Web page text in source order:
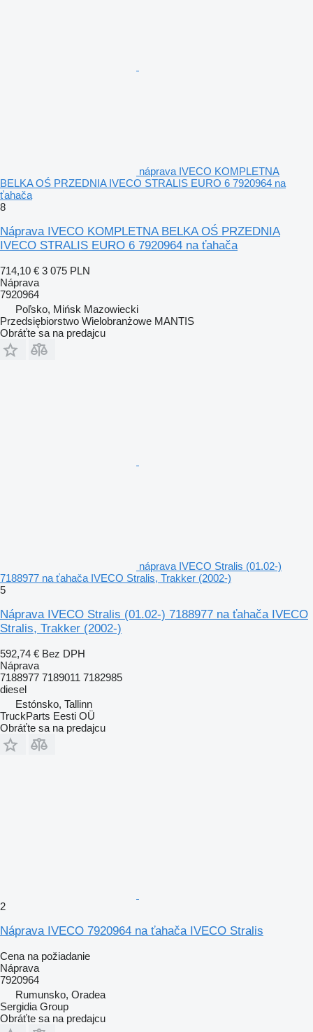
náprava IVECO KOMPLETNA
BELKA OŚ PRZEDNIA IVECO STRALIS EURO 6 7920964 na
ťahača
8
Náprava IVECO KOMPLETNA BELKA OŚ PRZEDNIA
IVECO STRALIS EURO 6 7920964 na ťahača
714,10 € 3 075 PLN
Náprava
7920964
Poľsko, Mińsk Mazowiecki
Przedsiębiorstwo Wielobranżowe MANTIS
Obráťte sa na predajcu
náprava IVECO Stralis (01.02-)
7188977 na ťahača IVECO Stralis, Trakker (2002-)
5
Náprava IVECO Stralis (01.02-) 7188977 na ťahača IVECO
Stralis, Trakker (2002-)
592,74 € Bez DPH
Náprava
7188977 7189011 7182985
diesel
Estónsko, Tallinn
TruckParts Eesti OÜ
Obráťte sa na predajcu
2
Náprava IVECO 7920964 na ťahača IVECO Stralis
Cena na požiadanie
Náprava
7920964
Rumunsko, Oradea
Sergidia Group
Obráťte sa na predajcu